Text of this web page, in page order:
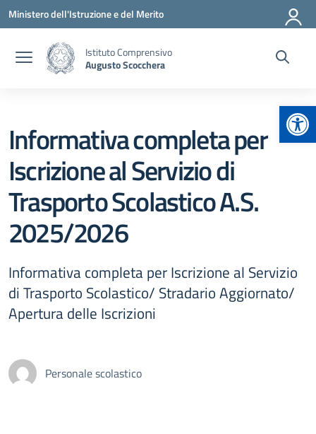
Vai ai contenuti
Vai al menu di navigazione
Vai al footer
Ministero dell'Istruzione e del Merito
Istituto Comprensivo
Augusto Scocchera
Informativa completa per
Iscrizione al Servizio di
Trasporto Scolastico A.S.
2025/2026
Informativa completa per Iscrizione al Servizio
di Trasporto Scolastico/ Stradario Aggiornato/
Apertura delle Iscrizioni
Personale scolastico